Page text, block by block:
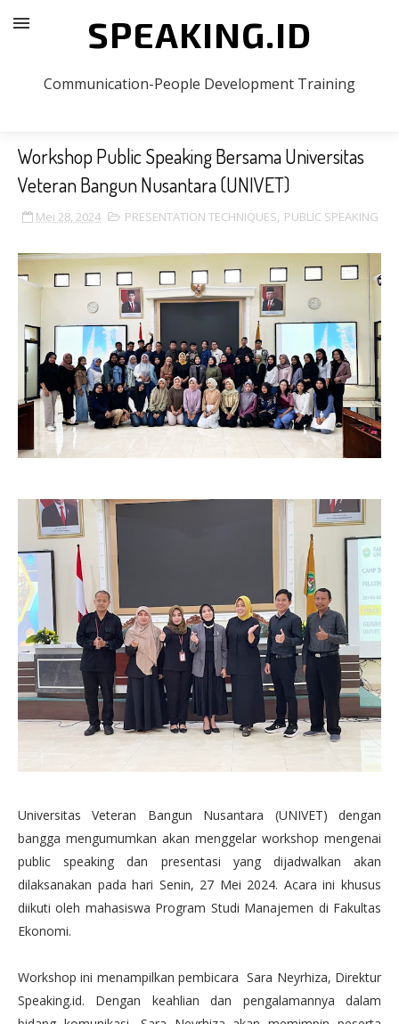
SPEAKING.ID
Communication-People Development Training
Workshop Public Speaking Bersama Universitas
Veteran Bangun Nusantara (UNIVET)
Mei 28, 2024 PRESENTATION TECHNIQUES, PUBLIC SPEAKING
Universitas Veteran Bangun Nusantara (UNIVET) dengan
bangga mengumumkan akan menggelar workshop mengenai
public speaking dan presentasi yang dijadwalkan akan
dilaksanakan pada hari Senin, 27 Mei 2024. Acara ini khusus
diikuti oleh mahasiswa Program Studi Manajemen di Fakultas
Ekonomi.
Workshop ini menampilkan pembicara Sara Neyrhiza, Direktur
Speaking.id. Dengan keahlian dan pengalamannya dalam